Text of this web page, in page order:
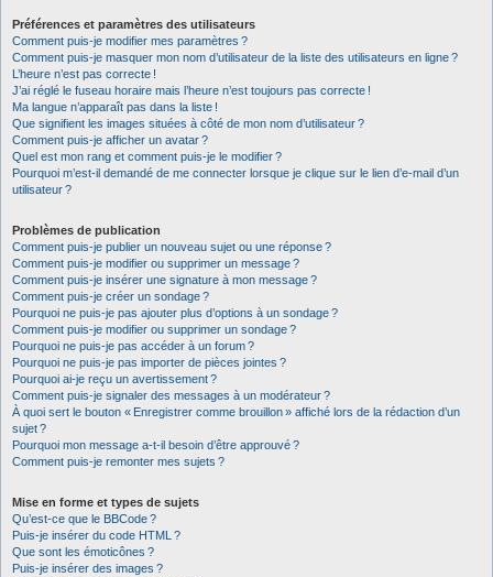
Préférences et paramètres des utilisateurs
Comment puis-je modifier mes paramètres ?
Comment puis-je masquer mon nom d’utilisateur de la liste des utilisateurs en ligne ?
L’heure n’est pas correcte !
J’ai réglé le fuseau horaire mais l’heure n’est toujours pas correcte !
Ma langue n’apparaît pas dans la liste !
Que signifient les images situées à côté de mon nom d’utilisateur ?
Comment puis-je afficher un avatar ?
Quel est mon rang et comment puis-je le modifier ?
Pourquoi m’est-il demandé de me connecter lorsque je clique sur le lien d’e-mail d’un
utilisateur ?
Problèmes de publication
Comment puis-je publier un nouveau sujet ou une réponse ?
Comment puis-je modifier ou supprimer un message ?
Comment puis-je insérer une signature à mon message ?
Comment puis-je créer un sondage ?
Pourquoi ne puis-je pas ajouter plus d’options à un sondage ?
Comment puis-je modifier ou supprimer un sondage ?
Pourquoi ne puis-je pas accéder à un forum ?
Pourquoi ne puis-je pas importer de pièces jointes ?
Pourquoi ai-je reçu un avertissement ?
Comment puis-je signaler des messages à un modérateur ?
À quoi sert le bouton « Enregistrer comme brouillon » affiché lors de la rédaction d’un
sujet ?
Pourquoi mon message a-t-il besoin d’être approuvé ?
Comment puis-je remonter mes sujets ?
Mise en forme et types de sujets
Qu’est-ce que le BBCode ?
Puis-je insérer du code HTML ?
Que sont les émoticônes ?
Puis-je insérer des images ?